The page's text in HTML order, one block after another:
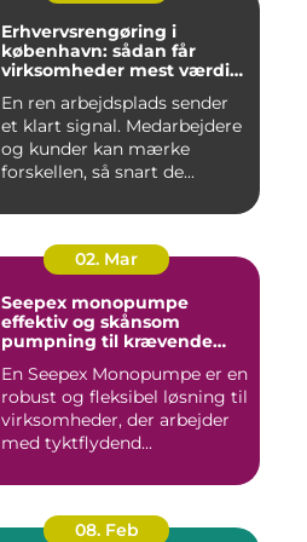
Erhvervsrengøring i
københavn: sådan får
virksomheder mest værdi
En ren arbejdsplads sender
et klart signal. Medarbejdere
og kunder kan mærke
forskellen, så snart de...
02. Mar
Seepex monopumpe
effektiv og skånsom
pumpning til krævende
En Seepex Monopumpe er en
robust og fleksibel løsning til
virksomheder, der arbejder
med tyktflydend...
08. Feb